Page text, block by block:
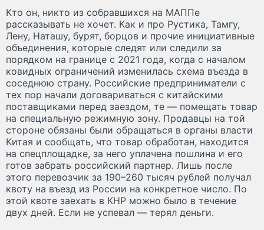
Кто он, никто из собравшихся на МАППе
рассказывать не хочет. Как и про Рустика, Тамгу,
Лену, Наташу, бурят, борцов и прочие инициативные
объединения, которые следят или следили за
порядком на границе с 2021 года, когда с началом
ковидных ограничений изменилась схема въезда в
соседнюю страну. Российские предприниматели с
тех пор начали договариваться с китайскими
поставщиками перед заездом, те — помещать товар
на специальную режимную зону. Продавцы на той
стороне обязаны были обращаться в органы власти
Китая и сообщать, что товар обработан, находится
на спецплощадке, за него уплачена пошлина и его
готов забрать российский партнер. Лишь после
этого перевозчик за 190–260 тысяч рублей получал
квоту на въезд из России на конкретное число. По
этой квоте заехать в КНР можно было в течение
двух дней. Если не успевал — терял деньги.